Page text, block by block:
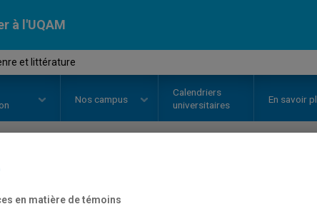
à l'UQAM
et littérature
Nos campus
Calendriers
universitaires
En savoir
Sexe, genre
en matière de témoins